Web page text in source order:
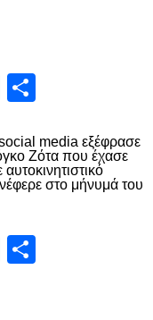
Telegram
social media εξέφρασε
Ζότα που έχασε
στο μήνυμά του
Telegram